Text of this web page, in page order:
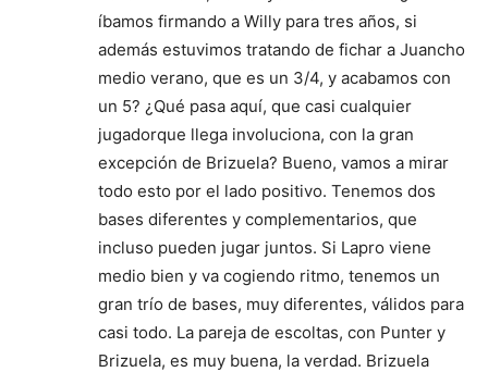
íbamos firmando a Willy para tres años, si
además estuvimos tratando de fichar a Juancho
medio verano, que es un 3/4, y acabamos con
un 5? ¿Qué pasa aquí, que casi cualquier
jugadorque llega involuciona, con la gran
excepción de Brizuela? Bueno, vamos a mirar
todo esto por el lado positivo. Tenemos dos
bases diferentes y complementarios, que
incluso pueden jugar juntos. Si Lapro viene
medio bien y va cogiendo ritmo, tenemos un
gran trío de bases, muy diferentes, válidos para
casi todo. La pareja de escoltas, con Punter y
Brizuela, es muy buena, la verdad. Brizuela